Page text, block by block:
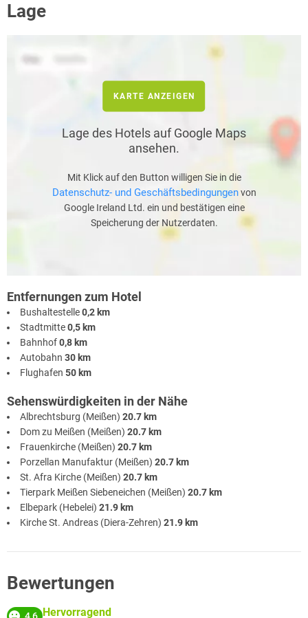
Lage
KARTE ANZEIGEN
Lage des Hotels auf Google Maps
ansehen.
Mit Klick auf den Button willigen Sie in die
Datenschutz- und Geschäftsbedingungenvon
Google Ireland Ltd. ein und bestätigen eine
Speicherung der Nutzerdaten.
Entfernungen zum Hotel
Bushaltestelle0,2 km
Stadtmitte0,5 km
Bahnhof0,8 km
Autobahn 30 km
Flughafen 50 km
Sehenswürdigkeiten in der Nähe
Albrechtsburg (Meißen) 20.7 km
Dom zu Meißen (Meißen) 20.7 km
Frauenkirche (Meißen) 20.7 km
Porzellan Manufaktur (Meißen) 20.7 km
St. Afra Kirche (Meißen) 20.7 km
Tierpark Meißen Siebeneichen (Meißen) 20.7 km
Elbepark (Hebelei) 21.9 km
Kirche St. Andreas (Diera-Zehren) 21.9 km
Bewertungen
Hervorragend